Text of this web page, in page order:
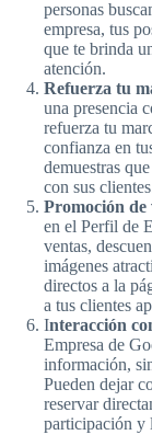
personas
empresa, tus
que te brinda
atención.
Refuerza tu
una presencia
refuerza tu
confianza en
demuestras
con sus
Promoción de
en el Perfil de
ventas,
imágenes
directos a la
a tus clientes
Interacción
Empresa de
información,
Pueden dejar
reservar
participación y